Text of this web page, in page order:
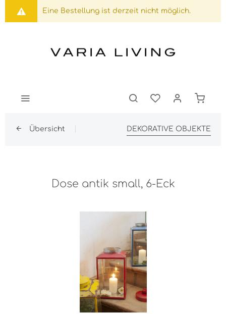
Eine Bestellung ist derzeit nicht möglich.
Übersicht DEKORATIVE OBJEKTE
Dose antik small, 6-Eck